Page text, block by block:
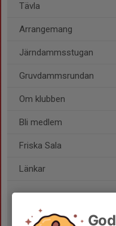
Tävla
Arrangemang
Järndammsstugan
Gruvdammsrundan
Om klubben
Bli medlem
Friska Sala
Länkar